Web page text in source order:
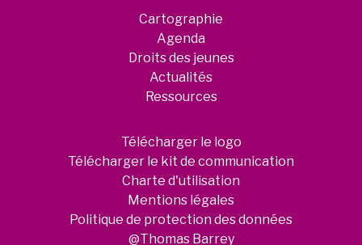
Cartographie
Agenda
Droits des jeunes
Actualités
Ressources
Télécharger le logo
Télécharger le kit de communication
Charte d'utilisation
Mentions légales
Politique de protection des données
@Thomas Barrey